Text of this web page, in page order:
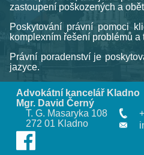
zastoupení poškozených a
Poskytování právní pomoci
komplexním řešení problémů
Právní poradenství je
jazyce.
Advokátní kancelář Kladno
Mgr. David Černý
T. G. Masaryka 108
272 01 Kladno